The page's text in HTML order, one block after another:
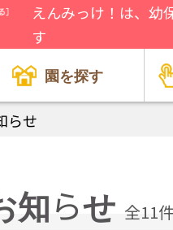
えんみっけ！は、幼
す
園を探す
らせ
知らせ 全11